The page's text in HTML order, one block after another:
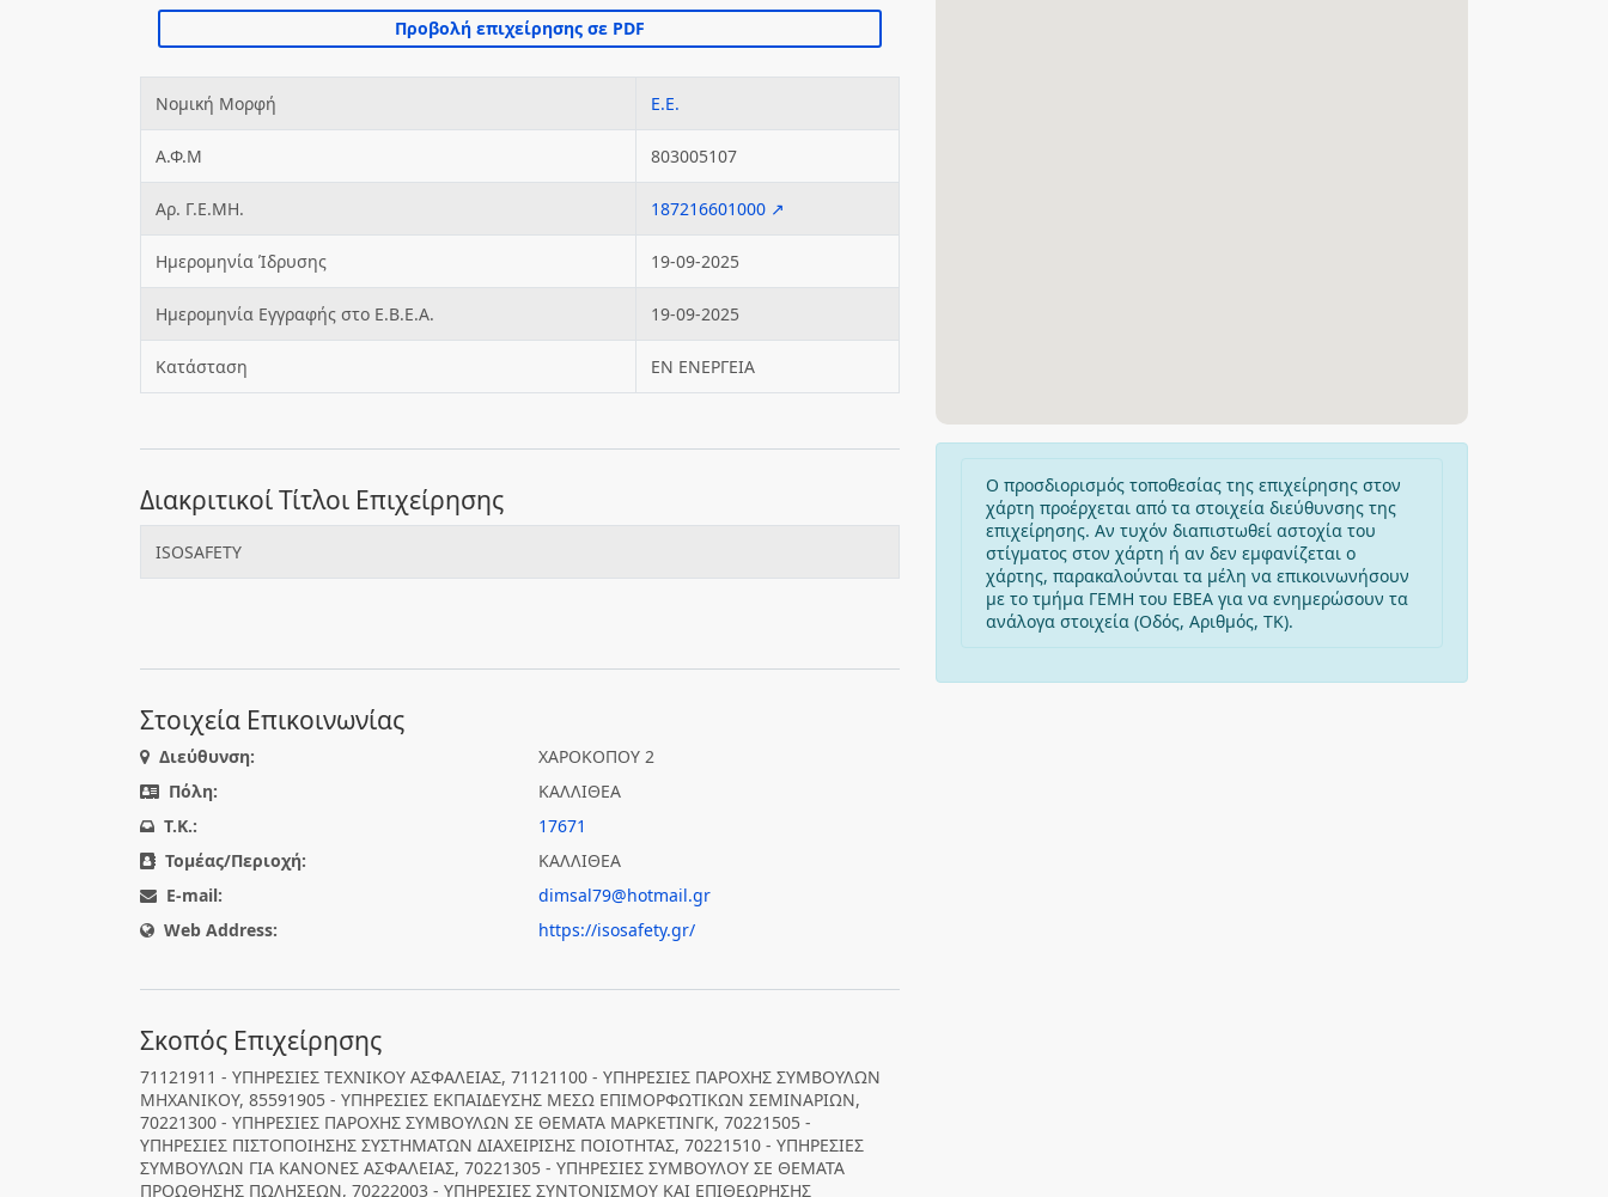
Νομική Μορφή Ε.Ε.
Α.Φ.Μ 803005107
Αρ. Γ.Ε.ΜΗ. 187216601000 ↗
Ημερομηνία Ίδρυσης 19-09-2025
Ημερομηνία Εγγραφής στο Ε.Β.Ε.Α. 19-09-2025
Κατάσταση ΕΝ ΕΝΕΡΓΕΙΑ
Διακριτικοί Τίτλοι Επιχείρησης
ISOSAFETY
Στοιχεία Επικοινωνίας
Διεύθυνση:
ΧΑΡΟΚΟΠΟΥ 2
Πόλη:
ΚΑΛΛΙΘΕΑ
T.K.:
17671
Τομέας/Περιοχή:
ΚΑΛΛΙΘΕΑ
E-mail:
dimsal79@hotmail.gr
Web Address:
https://isosafety.gr/
Σκοπός Επιχείρησης
71121911 - ΥΠΗΡΕΣΙΕΣ ΤΕΧΝΙΚΟΥ ΑΣΦΑΛΕΙΑΣ, 71121100 - ΥΠΗΡΕΣΙΕΣ ΠΑΡΟΧΗΣ ΣΥΜΒΟΥΛΩΝ
ΜΗΧΑΝΙΚΟΥ, 85591905 - ΥΠΗΡΕΣΙΕΣ ΕΚΠΑΙΔΕΥΣΗΣ ΜΕΣΩ ΕΠΙΜΟΡΦΩΤΙΚΩΝ ΣΕΜΙΝΑΡΙΩΝ,
70221300 - ΥΠΗΡΕΣΙΕΣ ΠΑΡΟΧΗΣ ΣΥΜΒΟΥΛΩΝ ΣΕ ΘΕΜΑΤΑ ΜΑΡΚΕΤΙΝΓΚ, 70221505 -
ΥΠΗΡΕΣΙΕΣ ΠΙΣΤΟΠΟΙΗΣΗΣ ΣΥΣΤΗΜΑΤΩΝ ΔΙΑΧΕΙΡΙΣΗΣ ΠΟΙΟΤΗΤΑΣ, 70221510 - ΥΠΗΡΕΣΙΕΣ
ΣΥΜΒΟΥΛΩΝ ΓΙΑ ΚΑΝΟΝΕΣ ΑΣΦΑΛΕΙΑΣ, 70221305 - ΥΠΗΡΕΣΙΕΣ ΣΥΜΒΟΥΛΟΥ ΣΕ ΘΕΜΑΤΑ
ΠΡΟΩΘΗΣΗΣ ΠΩΛΗΣΕΩΝ, 70222003 - ΥΠΗΡΕΣΙΕΣ ΣΥΝΤΟΝΙΣΜΟΥ ΚΑΙ ΕΠΙΘΕΩΡΗΣΗΣ
Ο προσδιορισμός τοποθεσίας της επιχείρησης στον
χάρτη προέρχεται από τα στοιχεία διεύθυνσης της
επιχείρησης. Αν τυχόν διαπιστωθεί αστοχία του
στίγματος στον χάρτη ή αν δεν εμφανίζεται ο
χάρτης, παρακαλούνται τα μέλη να επικοινωνήσουν
με το τμήμα ΓΕΜΗ του ΕΒΕΑ για να ενημερώσουν τα
ανάλογα στοιχεία (Οδός, Αριθμός, ΤΚ).